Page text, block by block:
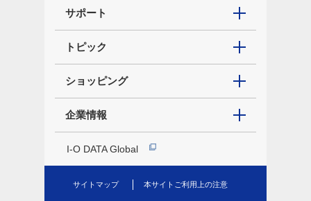
サポート
トピック
ショッピング
企業情報
I-O DATA Global
サイトマップ 本サイトご利用上の注意